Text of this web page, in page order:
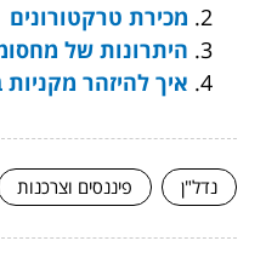
מכירת טרקטורונים
היתרונות של
איך להיזהר
נדל"ן פיננסים וצרכנות